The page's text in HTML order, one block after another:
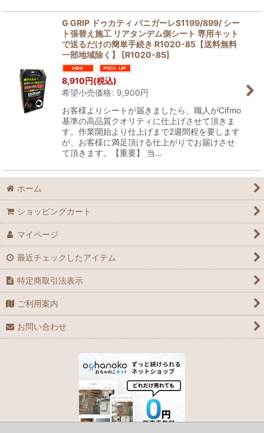
G GRIP ドゥカティ パニガーレS1199/899/ シー
ト張替え施工 リアタンデム側シート 専用キット
で送るだけの簡単手続き R1020-85【送料無料
一部地域除く】
[R1020-85]
8,910円(税込)
希望小売価格: 9,900円
お客様よりシートが届きましたら、職人がCifmo
基準の高品質クオリティに仕上げさせて頂きま
す。作業開始より仕上げまで2週間程を要します
が、お客様に満足頂ける仕上がりでお届けさせ
て頂きます。【重要】 当…
ホーム
ショッピングカート
マイページ
最近チェックしたアイテム
特定商取引法表示
ご利用案内
お問い合わせ